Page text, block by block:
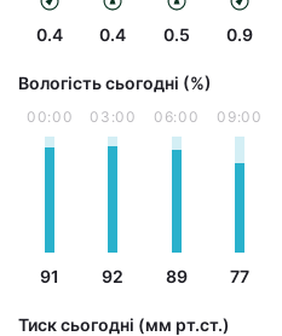
0.4 0.4 0.5 0.9
Вологість сьогодні (%)
00:00
91
03:00
92
06:00
89
09:00
77
Тиск сьогодні (мм рт.ст.)